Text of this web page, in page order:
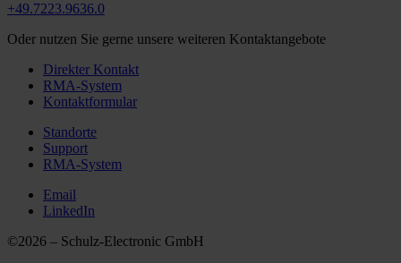
+49.7223.9636.0
Oder nutzen Sie gerne unsere weiteren Kontaktangebote
Direkter Kontakt
RMA-System
Kontaktformular
Standorte
Support
RMA-System
Email
LinkedIn
©2026 – Schulz-Electronic GmbH